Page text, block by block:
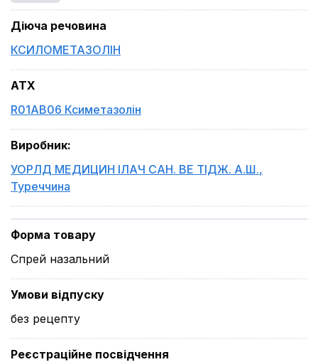
Діюча речовина
КСИЛОМЕТАЗОЛІН
ATX
R01AB06 Ксиметазолін
Виробник:
УОРЛД МЕДИЦИН ІЛАЧ САН. ВЕ ТІДЖ. А.Ш.,
Туреччина
Форма товару
Спрей назальний
Умови відпуску
без рецепту
Реєстраційне посвідчення